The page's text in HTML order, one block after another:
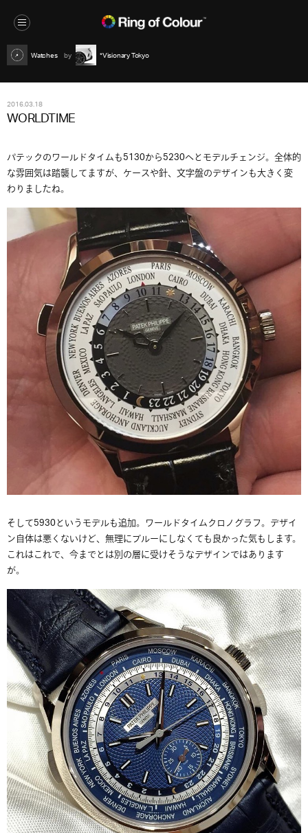
Watches *Visionary Tokyo
2016.03.18
WORLDTIME
パテックのワールドタイムも5130から5230へとモデルチェンジ。全体的
な雰囲気は踏襲してますが、ケースや針、文字盤のデザインも大きく変
わりましたね。
そして5930というモデルも追加。ワールドタイムクロノグラフ。デザイ
ン自体は悪くないけど、無理にブルーにしなくても良かった気もします。
これはこれで、今までとは別の層に受けそうなデザインではあります
が。